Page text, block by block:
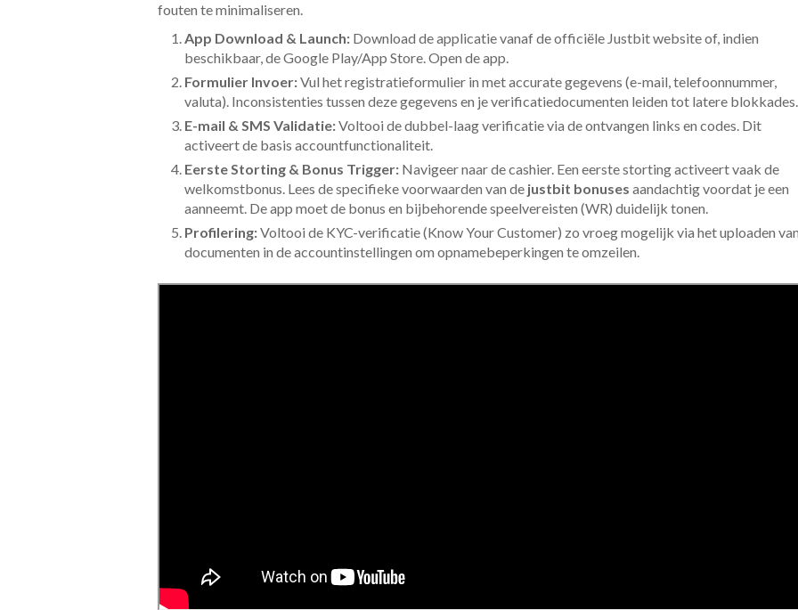
fouten te minimaliseren.
App Download & Launch: Download de applicatie vanaf de officiële Justbit website of, indien
beschikbaar, de Google Play/App Store. Open de app.
Formulier Invoer:Vul het registratieformulier in met accurate gegevens (e-mail, telefoonnummer,
valuta). Inconsistenties tussen deze gegevens en je verificatiedocumenten leiden tot latere blokkades.
E-mail & SMS Validatie:Voltooi de dubbel-laag verificatie via de ontvangen links en codes. Dit
activeert de basis accountfunctionaliteit.
Eerste Storting & Bonus Trigger: Navigeer naar de cashier. Een eerste storting activeert vaak de
welkomstbonus. Lees de specifieke voorwaarden van de justbit bonuses aandachtig voordat je een
aanneemt. De app moet de bonus en bijbehorende speelvereisten (WR) duidelijk tonen.
Profilering:Voltooi de KYC-verificatie (Know Your Customer) zo vroeg mogelijk via het uploaden
documenten in de accountinstellingen om opnamebeperkingen te omzeilen.